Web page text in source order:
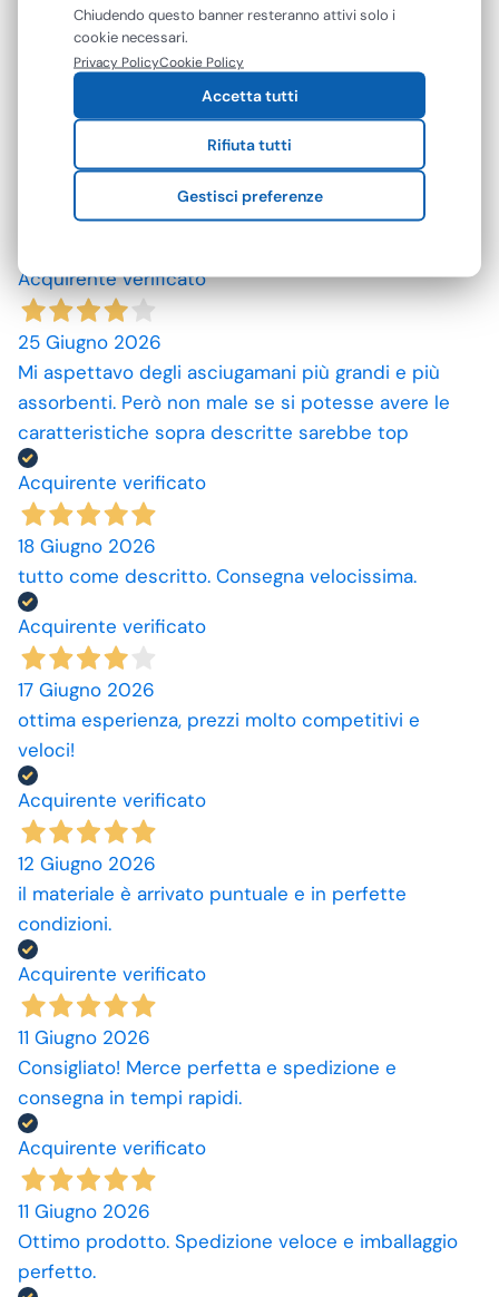
10 Luglio 2026
spedizione rapida, prodotti come da descrizione,
grazie. prezzi convenienti.
ottimo prodotto.
Acquirente verificato
25 Giugno 2026
Mi aspettavo degli asciugamani più grandi e più
assorbenti. Però non male se si potesse avere le
caratteristiche sopra descritte sarebbe top
Acquirente verificato
18 Giugno 2026
tutto come descritto. Consegna velocissima.
Acquirente verificato
17 Giugno 2026
ottima esperienza, prezzi molto competitivi e
veloci!
Acquirente verificato
12 Giugno 2026
il materiale è arrivato puntuale e in perfette
condizioni.
Acquirente verificato
11 Giugno 2026
Consigliato! Merce perfetta e spedizione e
consegna in tempi rapidi.
Acquirente verificato
11 Giugno 2026
Ottimo prodotto. Spedizione veloce e imballaggio
perfetto.
mostrarti contenuti e pubblicità personalizzati. Puoi
accettare tutti i cookie oppure gestire le tue
preferenze. Puoi modificare o revocare il consenso in
qualsiasi momento.
Chiudendo questo banner resteranno attivi solo i
cookie necessari.
Privacy PolicyCookie Policy
Accetta tutti
Rifiuta tutti
Gestisci preferenze